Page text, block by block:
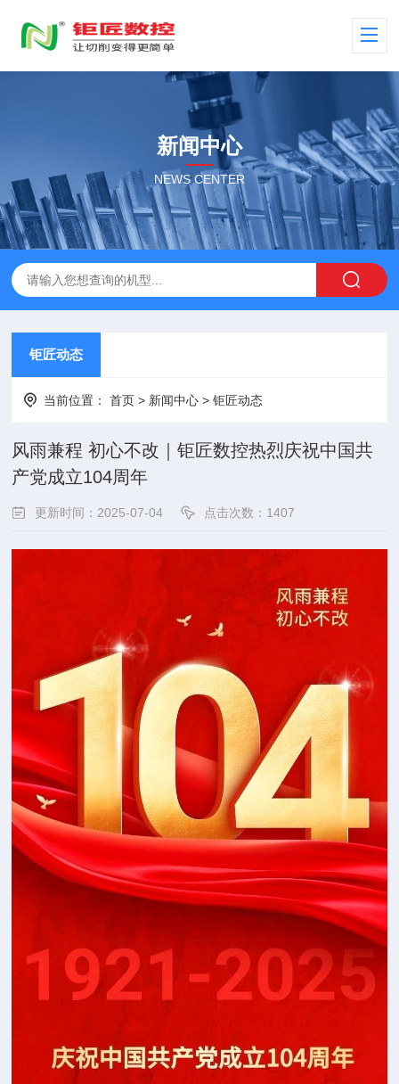
新闻中心
NEWS CENTER
钜匠动态
当前位置：首页 > 新闻中心 >钜匠动态
风雨兼程 初心不改｜钜匠数控热烈庆祝中国共
产党成立104周年
更新时间：2025-07-04 点击次数： 1407